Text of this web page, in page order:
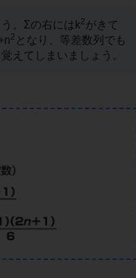
。Σの右にはk2がきて
2 となり、等差数列でも
えてしまいましょう。